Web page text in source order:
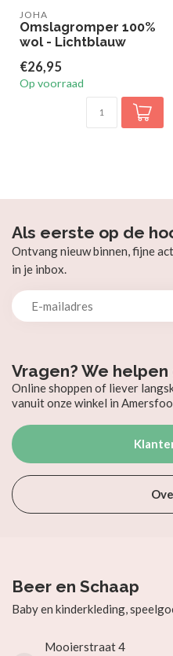
JOHA
Omslagromper 100%
wol - Lichtblauw
€26,95
Op voorraad
Vragen? We
Online shoppen of liever
vanuit onze winkel in
Als eerste op de
Ontvang nieuw binnen, fijne
in je inbox.
Beer en Schaap
Baby en kinderkleding,
Mooierstraat 4